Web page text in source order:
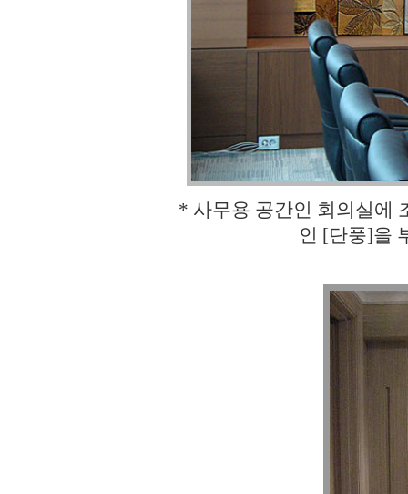
* 사무용 공간인 회의실에
인 [단풍]을